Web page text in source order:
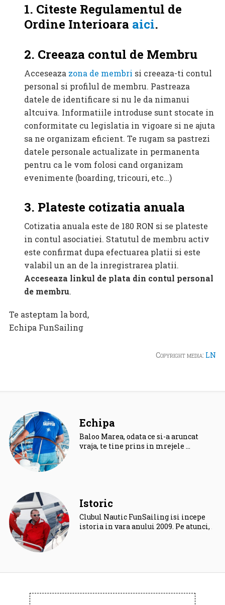
1. Citeste Regulamentul de
Ordine Interioara aici.
2. Creeaza contul de Membru
Acceseaza zona de membri si creeaza-ti contul
personal si profilul de membru. Pastreaza
datele de identificare si nu le da nimanui
altcuiva. Informatiile introduse sunt stocate in
conformitate cu legislatia in vigoare si ne ajuta
sa ne organizam eficient. Te rugam sa pastrezi
datele personale actualizate in permanenta
pentru ca le vom folosi cand organizam
evenimente (boarding, tricouri, etc…)
3. Plateste cotizatia anuala
Cotizatia anuala este de 180 RON si se plateste
in contul asociatiei. Statutul de membru activ
este confirmat dupa efectuarea platii si este
valabil un an de la inregistrarea platii.
Acceseaza linkul de plata din contul personal
de membru.
Te asteptam la bord,
Echipa FunSailing
Copyright media: LN
Echipa
Baloo Marea, odata ce si-a aruncat
vraja, te tine prins in mrejele …
Istoric
Clubul Nautic FunSailing isi incepe
istoria in vara anului 2009. Pe atunci, …